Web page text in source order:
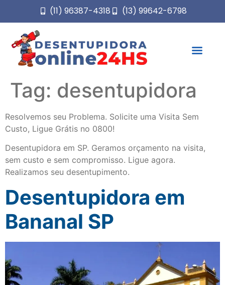
(11) 96387-4318 (13) 99642-6798
Tag: desentupidora
Resolvemos seu Problema. Solicite uma Visita Sem
Custo, Ligue Grátis no 0800!
Desentupidora em SP. Geramos orçamento na visita,
sem custo e sem compromisso. Ligue agora.
Realizamos seu desentupimento.
Desentupidora em
Bananal SP